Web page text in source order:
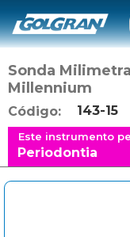
Sonda
Millennium
Código: 143-15
Este instrumento
Periodontia